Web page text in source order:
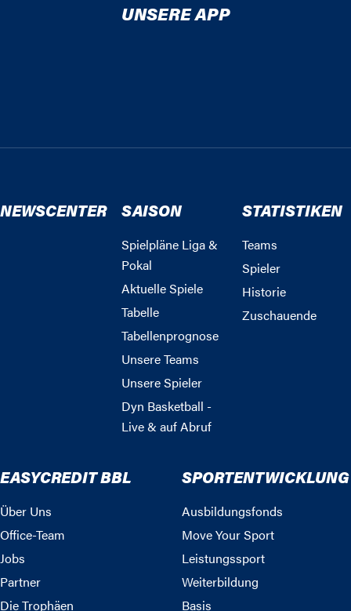
UNSERE APP
NEWSCENTER SAISON
Spielpläne Liga &
Pokal
Aktuelle Spiele
Tabelle
Tabellenprognose
Unsere Teams
Unsere Spieler
Dyn Basketball -
Live & auf Abruf
STATISTIKEN
Teams
Spieler
Historie
Zuschauende
EASYCREDIT BBL
Über Uns
Office-Team
Jobs
Partner
Die Trophäen
SPORTENTWICKLUNG
Ausbildungsfonds
Move Your Sport
Leistungssport
Weiterbildung
Basis